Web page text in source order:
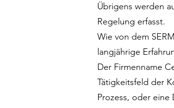
Übrigens werden
Regelung erfasst.
Wie von dem
langjährige
Der Firmenname
Tätigkeitsfeld der
Prozess, oder